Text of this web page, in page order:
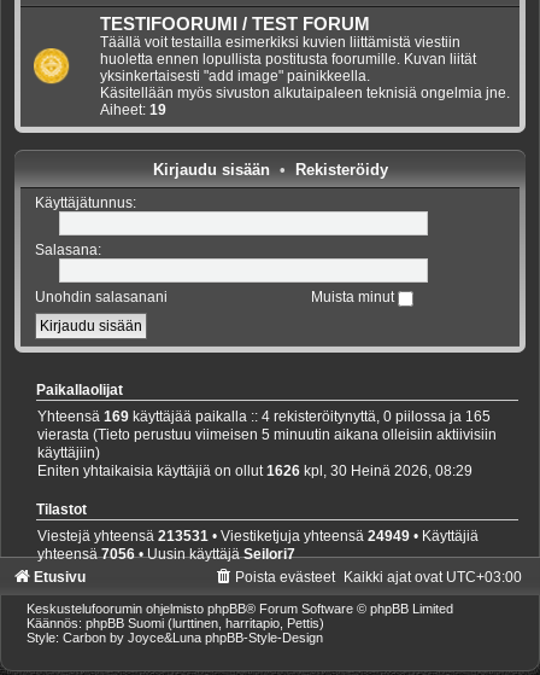
TESTIFOORUMI / TEST FORUM
Täällä voit testailla esimerkiksi kuvien liittämistä viestiin
huoletta ennen lopullista postitusta foorumille. Kuvan liität
yksinkertaisesti "add image" painikkeella.
Käsitellään myös sivuston alkutaipaleen teknisiä ongelmia jne.
Aiheet: 19
Kirjaudu sisään• Rekisteröidy
Käyttäjätunnus:
Salasana:
Unohdin salasanani Muista minut
Paikallaolijat
Yhteensä169 käyttäjää paikalla :: 4 rekisteröitynyttä, 0 piilossa ja 165
vierasta (Tieto perustuu viimeisen 5 minuutin aikana olleisiin aktiivisiin
käyttäjiin)
Eniten yhtaikaisia käyttäjiä on ollut1626 kpl, 30 Heinä 2026, 08:29
Tilastot
Viestejä yhteensä213531 • Viestiketjuja yhteensä24949 • Käyttäjiä
yhteensä7056• Uusin käyttäjäSeilori7
Etusivu
Kaikki ajat ovat UTC+03:00
Poista evästeet
Keskustelufoorumin ohjelmisto phpBB® Forum Software © phpBB Limited
Käännös: phpBB Suomi (lurttinen, harritapio, Pettis)
Style: Carbon by Joyce&Luna phpBB-Style-Design